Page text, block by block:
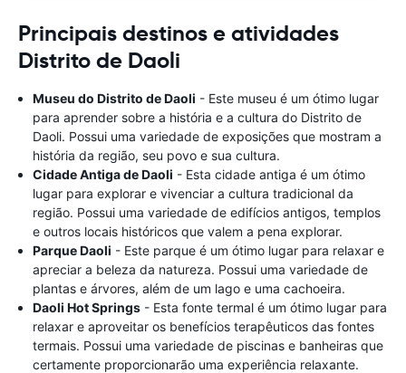
Principais destinos e atividades
Distrito de Daoli
Museu do Distrito de Daoli - Este museu é um ótimo lugar
para aprender sobre a história e a cultura do Distrito de
Daoli. Possui uma variedade de exposições que mostram a
história da região, seu povo e sua cultura.
Cidade Antiga de Daoli - Esta cidade antiga é um ótimo
lugar para explorar e vivenciar a cultura tradicional da
região. Possui uma variedade de edifícios antigos, templos
e outros locais históricos que valem a pena explorar.
Parque Daoli - Este parque é um ótimo lugar para relaxar e
apreciar a beleza da natureza. Possui uma variedade de
plantas e árvores, além de um lago e uma cachoeira.
Daoli Hot Springs - Esta fonte termal é um ótimo lugar para
relaxar e aproveitar os benefícios terapêuticos das fontes
termais. Possui uma variedade de piscinas e banheiras que
certamente proporcionarão uma experiência relaxante.